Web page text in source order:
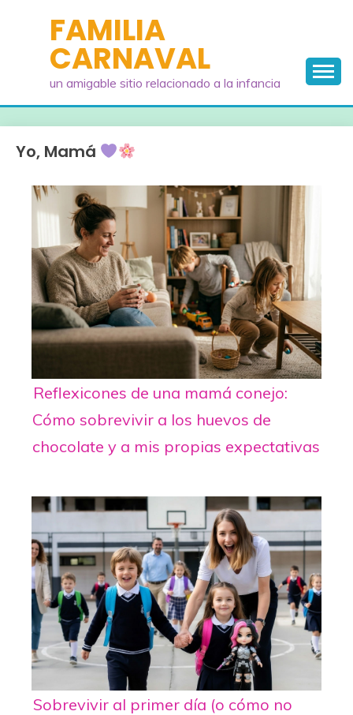
contenidoFAMILIA
CARNAVAL
un amigable sitio relacionado a la infancia
Yo, Mamá
Reflexicones de una mamá conejo:
Cómo sobrevivir a los huevos de
chocolate y a mis propias expectativas
Sobrevivir al primer día (o cómo no